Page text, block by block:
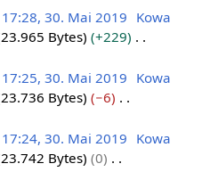
17:28, 30. Mai 2019 Kowa
23.965 Bytes
+229
17:25, 30. Mai 2019 Kowa
23.736 Bytes
−6
17:24, 30. Mai 2019 Kowa
23.742 Bytes
0